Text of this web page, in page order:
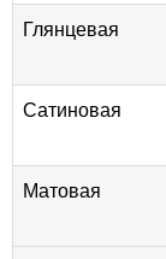
Глянцевая
Сатиновая
Матовая